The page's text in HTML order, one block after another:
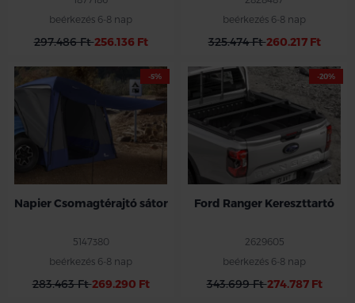
beérkezés 6-8 nap
297.486 Ft256.136 Ft
beérkezés 6-8 nap
325.474 Ft260.217 Ft
-5%
Napier Csomagtérajtó sátor
5147380
beérkezés 6-8 nap
283.463 Ft269.290 Ft
-20%
Ford Ranger Kereszttartó
2629605
beérkezés 6-8 nap
343.699 Ft274.787 Ft